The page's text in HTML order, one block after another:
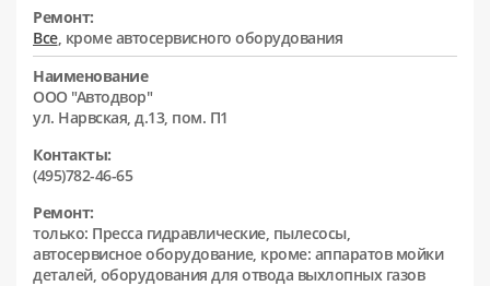
Ремонт:
Все, кроме автосервисного оборудования
Наименование
ООО "Автодвор"
ул. Нарвская, д.13, пом. П1
Контакты:
(495)782-46-65
Ремонт:
только: Пресса гидравлические, пылесосы,
автосервисное оборудование, кроме: аппаратов мойки
деталей, оборудования для отвода выхлопных газов